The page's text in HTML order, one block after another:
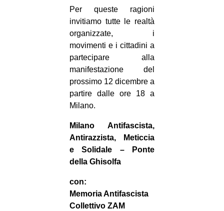
Per queste ragioni
invitiamo tutte le realtà
organizzate, i
movimenti e i cittadini a
partecipare alla
manifestazione del
prossimo 12 dicembre a
partire dalle ore 18 a
Milano.
Milano Antifascista,
Antirazzista, Meticcia
e Solidale – Ponte
della Ghisolfa
con:
Memoria Antifascista
Collettivo ZAM